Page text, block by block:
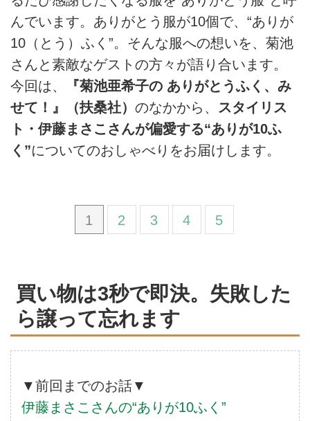
んでいます。ありがとう服が10個で、“ありが
10（とう）ふく”。そんな服への想いを、菊池
さんと素敵なゲストの方々が語り合います。
今回は、
『菊池亜希子の ありがとうふく、み
せて！』（扶桑社） のなかから、 スタイリス
ト・伊藤まさこさんが偏愛する“ありが10ふ
く”についてのおしゃべりをお届けします。
1 2 3 4 5
買い物は3秒で即決。失敗した
ら譲って忘れます
▼前回までのお話▼
伊藤まさこさんの“ありが10ふく”